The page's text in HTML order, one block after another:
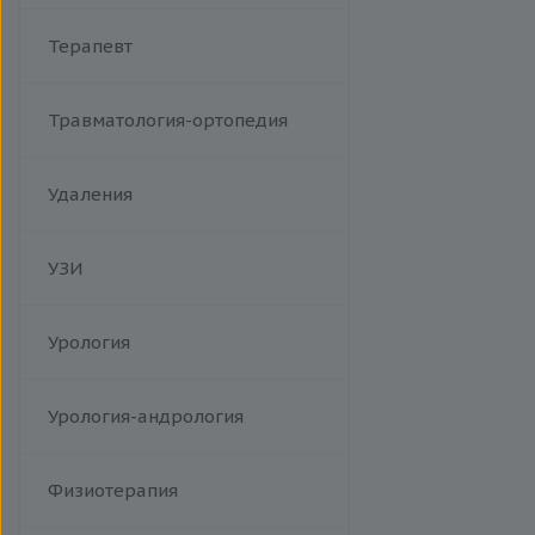
Терапевт
Травматология-ортопедия
Удаления
УЗИ
Урология
Урология-андрология
Физиотерапия